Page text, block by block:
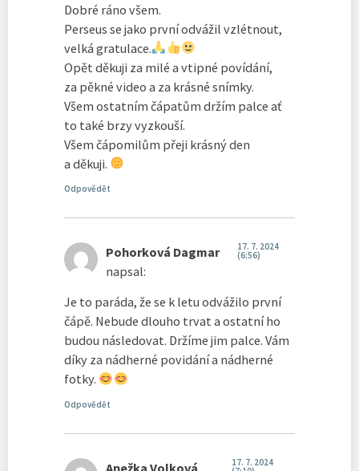
Dobré ráno všem.
Perseus se jako první odvážil vzlétnout,
velká gratulace.
Opět děkuji za milé a vtipné povídání,
za pěkné video a za krásné snímky.
Všem ostatním čápatům držím palce ať
to také brzy vyzkouší.
Všem čápomilům přeji krásný den
a děkuji.
Odpovědět
Pohorková Dagmar
napsal:
17. 7. 2024
(6:56)
Je to paráda, že se k letu odvážilo první
čápě. Nebude dlouho trvat a ostatní ho
budou následovat. Držíme jim palce. Vám
díky za nádherné povidání a nádherné
fotky.
Odpovědět
Anežka Volková
17. 7. 2024